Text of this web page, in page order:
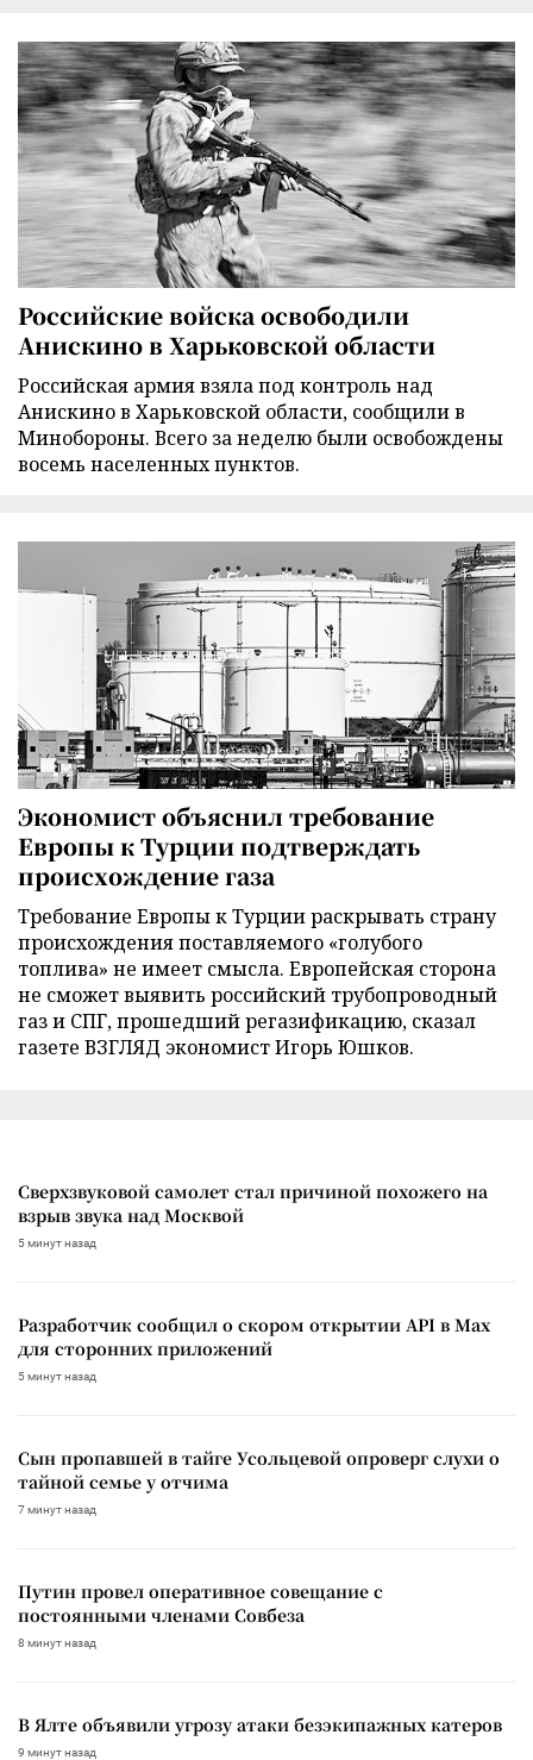
Российские войска освободили
Анискино в Харьковской области
Российская армия взяла под контроль над
Анискино в Харьковской области, сообщили в
Минобороны. Всего за неделю были освобождены
восемь населенных пунктов.
Экономист объяснил требование
Европы к Турции подтверждать
происхождение газа
Требование Европы к Турции раскрывать страну
происхождения поставляемого «голубого
топлива» не имеет смысла. Европейская сторона
не сможет выявить российский трубопроводный
газ и СПГ, прошедший регазификацию, сказал
газете ВЗГЛЯД экономист Игорь Юшков.
Сверхзвуковой самолет стал причиной похожего на
взрыв звука над Москвой
5 минут назад
Разработчик сообщил о скором открытии API в Max
для сторонних приложений
5 минут назад
Сын пропавшей в тайге Усольцевой опроверг слухи о
тайной семье у отчима
7 минут назад
Путин провел оперативное совещание с
постоянными членами Совбеза
8 минут назад
В Ялте объявили угрозу атаки безэкипажных катеров
9 минут назад